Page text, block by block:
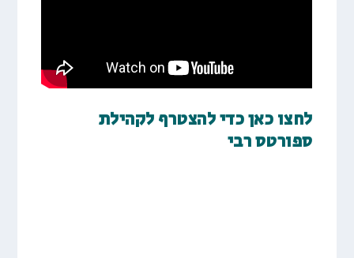
לחצו כאן כדי להצטרף לקהילת
ספורטס רבי